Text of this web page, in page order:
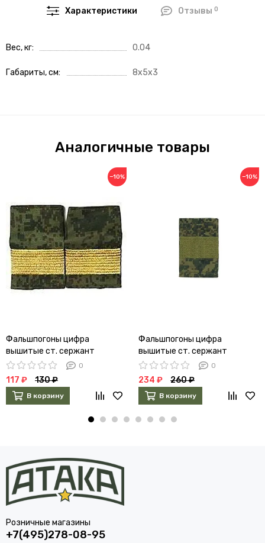
Характеристики Отзывы 0
Вес, кг 0.04
Габариты, см 8x5x3
Аналогичные товары
−10%
Фальшпогоны цифра
вышитые ст. сержант
золотые
0
117 ₽ 130 ₽
В корзину
−10%
Фальшпогоны цифра
вышитые ст. сержант
полевые
0
234 ₽ 260 ₽
В корзину
Розничные магазины
+7(495)278-08-95